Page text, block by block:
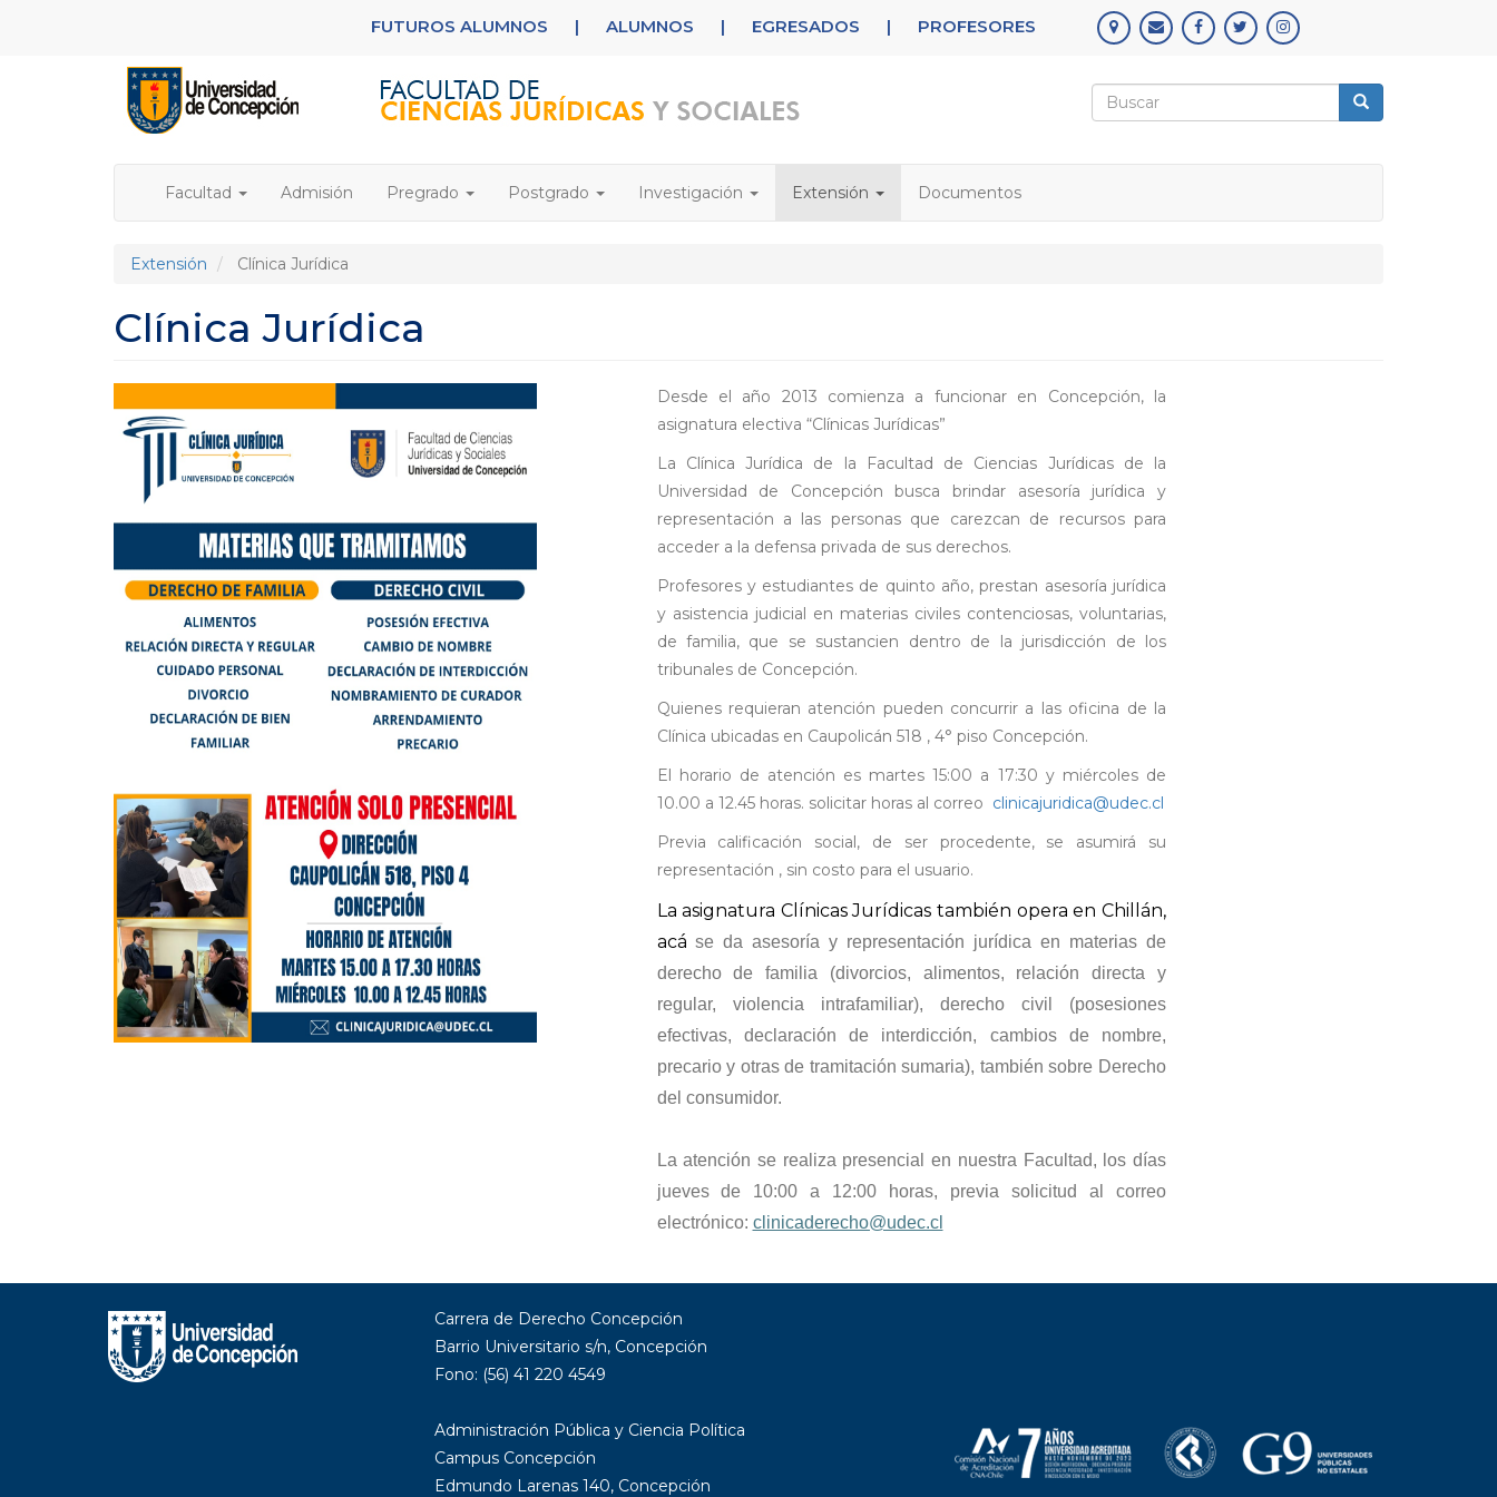
FUTUROS ALUMNOS | ALUMNOS | EGRESADOS | PROFESORES
Formulario
búsqueda
Facultad Admisión Pregrado Postgrado Investigación Extensión Documentos
Extensión Clínica Jurídica
Clínica Jurídica
Desde el año 2013 comienza a funcionar en Concepción, la
asignatura electiva “Clínicas Jurídicas”
La Clínica Jurídica de la Facultad de Ciencias Jurídicas de la
Universidad de Concepción busca brindar asesoría jurídica y
representación a las personas que carezcan de recursos para
acceder a la defensa privada de sus derechos.
Profesores y estudiantes de quinto año, prestan asesoría jurídica
y asistencia judicial en materias civiles contenciosas, voluntarias,
de familia, que se sustancien dentro de la jurisdicción de los
tribunales de Concepción.
Quienes requieran atención pueden concurrir a las oficina de la
Clínica ubicadas en Caupolicán 518 , 4° piso Concepción.
El horario de atención es martes 15:00 a 17:30 y miércoles de
10.00 a 12.45 horas. solicitar horas al correo clinicajuridica@udec.cl
Previa calificación social, de ser procedente, se asumirá su
representación , sin costo para el usuario.
La asignatura Clínicas Jurídicas también opera en Chillán,
acá se da asesoría y representación jurídica en materias de
derecho de familia (divorcios, alimentos, relación directa y
regular, violencia intrafamiliar), derecho civil (posesiones
efectivas, declaración de interdicción, cambios de nombre,
precario y otras de tramitación sumaria), también sobre Derecho
del consumidor.
La atención se realiza presencial en nuestra Facultad, los días
jueves de 10:00 a 12:00 horas, previa solicitud al correo
electrónico: clinicaderecho@udec.cl
Carrera de Derecho Concepción
Barrio Universitario s/n, Concepción
Fono: (56) 41 220 4549
Administración Pública y Ciencia Política
Campus Concepción
Edmundo Larenas 140, Concepción